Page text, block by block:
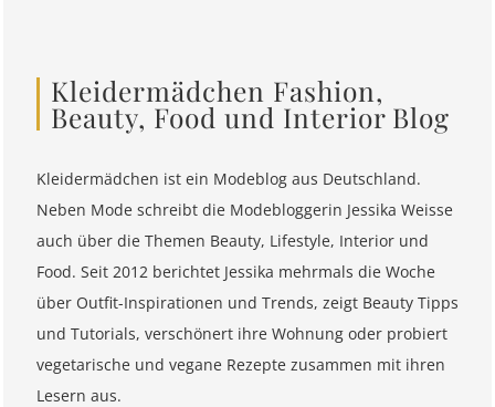
Kleidermädchen Fashion,
Beauty, Food und Interior Blog
Kleidermädchen ist ein Modeblog aus Deutschland.
Neben Mode schreibt die Modebloggerin Jessika Weisse
auch über die Themen Beauty, Lifestyle, Interior und
Food. Seit 2012 berichtet Jessika mehrmals die Woche
über Outfit-Inspirationen und Trends, zeigt Beauty Tipps
und Tutorials, verschönert ihre Wohnung oder probiert
vegetarische und vegane Rezepte zusammen mit ihren
Lesern aus.